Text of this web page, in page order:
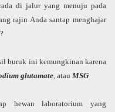
di jalur yang menuju pada
rajin Anda santap menghajar
buruk ini kemungkinan karena
glutamate , atau MSG
hewan laboratorium yang